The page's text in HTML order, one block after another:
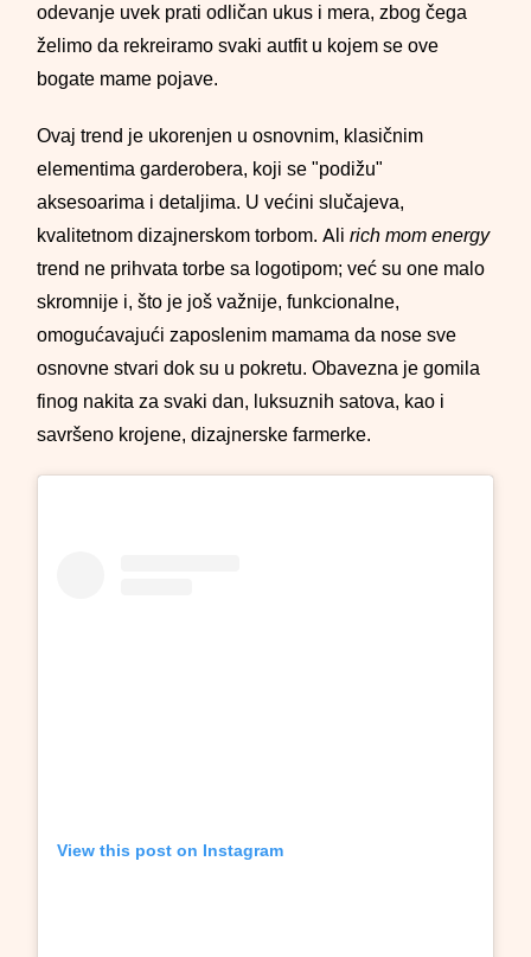
odevanje uvek prati odličan ukus i mera, zbog čega
želimo da rekreiramo svaki autfit u kojem se ove
bogate mame pojave.
Ovaj trend je ukorenjen u osnovnim, klasičnim
elementima garderobera, koji se "podižu"
aksesoarima i detaljima. U većini slučajeva,
kvalitetnom dizajnerskom torbom. Alirich mom energy
trend ne prihvata torbe sa logotipom; već su one malo
skromnije i, što je još važnije, funkcionalne,
omogućavajući zaposlenim mamama da nose sve
osnovne stvari dok su u pokretu. Obavezna je gomila
finog nakita za svaki dan, luksuznih satova, kao i
savršeno krojene, dizajnerske farmerke.
View this post on Instagram